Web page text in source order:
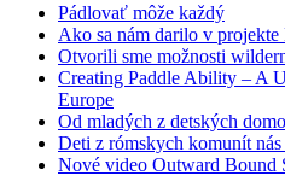
Pádlovať môže každý
Ako sa nám darilo v
Otvorili sme možnosti
Creating Paddle Ability – A
Europe
Od mladých z detských
Deti z rómskych komunít
Nové video Outward Bound